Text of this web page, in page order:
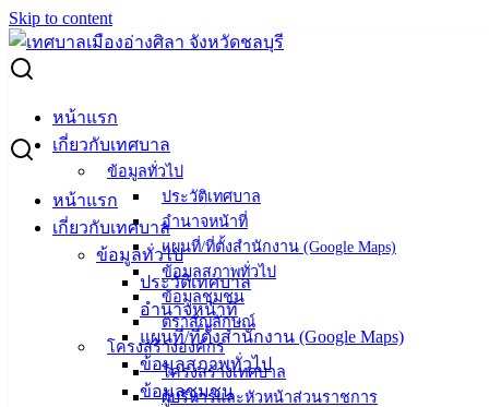
Skip to content
หน้าแรก
เกี่ยวกับเทศบาล
ข้อมูลทั่วไป
ประวัติเทศบาล
อำนาจหน้าที่
แผนที่/ที่ตั้งสำนักงาน (Google Maps)
ข้อมูลสภาพทั่วไป
ข้อมูลชุมชน
ตราสัญลักษณ์
โครงสร้างองค์กร
โครงสร้างเทศบาล
ผู้บริหารและหัวหน้าส่วนราชการ
หน้าแรก
เกี่ยวกับเทศบาล
ข้อมูลทั่วไป
ประวัติเทศบาล
อำนาจหน้าที่
แผนที่/ที่ตั้งสำนักงาน (Google Maps)
ข้อมูลสภาพทั่วไป
ข้อมูลชุมชน
Search for:
การจ่ายเงินสงเคราะห์เพื่อการยังชีพแก่ผู้สูงอายุที่มีรายได้น้อย
การจ่ายเงินสงเคราะห์เพื่อการยังชีพแก่ผู้สูง
อายุที่มีรายได้น้อย
เมษายน 19, 2024เมษายน 23, 2024
การจ่ายเงินสงเคราะห์เพื่อการยังชีพแก่ผู้สูงอายุที่มีรายได้น้อย
ดาวน์โหลด